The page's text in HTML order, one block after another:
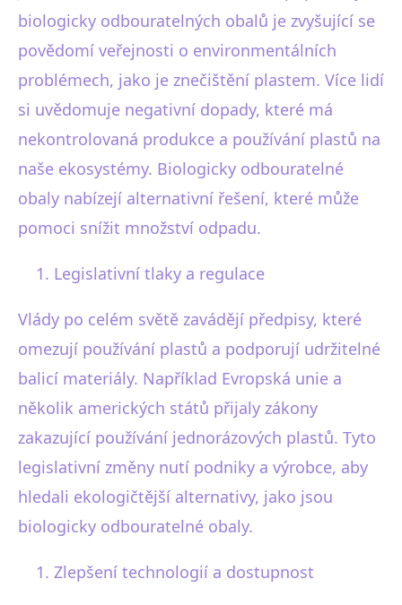
biologicky odbouratelných obalů je zvyšující se
povědomí veřejnosti o environmentálních
problémech, jako je znečištění plastem. Více lidí
si uvědomuje negativní dopady, které má
nekontrolovaná produkce a používání plastů na
naše ekosystémy. Biologicky odbouratelné
obaly nabízejí alternativní řešení, které může
pomoci snížit množství odpadu.
Legislativní tlaky a regulace
Vlády po celém světě zavádějí předpisy, které
omezují používání plastů a podporují udržitelné
balicí materiály. Například Evropská unie a
několik amerických států přijaly zákony
zakazující používání jednorázových plastů. Tyto
legislativní změny nutí podniky a výrobce, aby
hledali ekologičtější alternativy, jako jsou
biologicky odbouratelné obaly.
Zlepšení technologií a dostupnost